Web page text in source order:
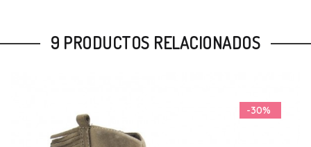
9 PRODUCTOS RELACIONADOS
-48%